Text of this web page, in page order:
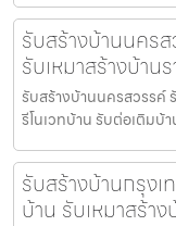
รับสร้างบ้านนคร
รับเหมาสร้างบ้าน
รับสร้างบ้านนครสวรรค์
รีโนเวทบ้าน รับต่อเติมบ้
รับสร้างบ้านกรุง
บ้าน รับเหมาสร้า